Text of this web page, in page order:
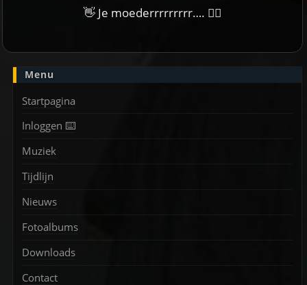
👋 Je moederrrrrrrrr…. 🙋‍♀
Menu
Startpagina
Inloggen ⌨️
Muziek
Tijdlijn
Nieuws
Fotoalbums
Downloads
Contact